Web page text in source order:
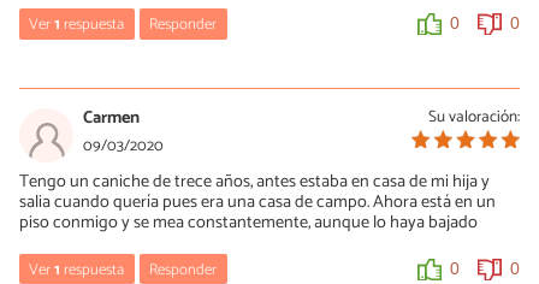
Ver1respuesta Responder 0 0
15/01/2024
Hola, se puede deprimir o asustar y también puede tener lesiones
que tenga que tratar el veterinario. Un saludo.
0
Su valoración:
Carmen
09/03/2020
Tengo un caniche de trece años, antes estaba en casa de mi hija y
salia cuando quería pues era una casa de campo. Ahora está en un
piso conmigo y se mea constantemente, aunque lo haya bajado
Ver1respuesta Responder 0 0